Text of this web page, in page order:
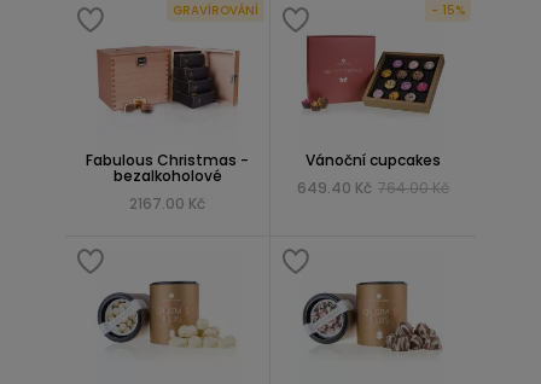
GRAVÍROVÁNÍ
Fabulous Christmas -
bezalkoholové
2167.00 Kč
- 15%
Vánoční cupcakes
649.40 Kč 764.00 Kč